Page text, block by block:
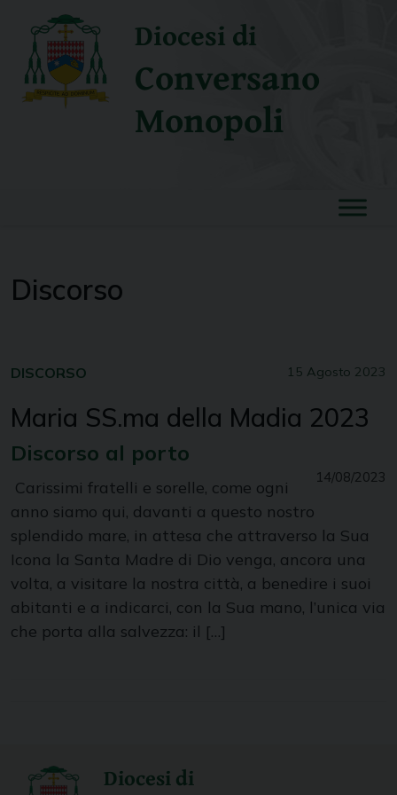
content
Diocesi di
Conversano
Monopoli
Discorso
15 Agosto 2023
DISCORSO
Maria SS.ma della Madia 2023
Discorso al porto
14/08/2023
Carissimi fratelli e sorelle, come ogni
anno siamo qui, davanti a questo nostro
splendido mare, in attesa che attraverso la Sua
Icona la Santa Madre di Dio venga, ancora una
volta, a visitare la nostra città, a benedire i suoi
abitanti e a indicarci, con la Sua mano, l’unica via
che porta alla salvezza: il […]
Diocesi di